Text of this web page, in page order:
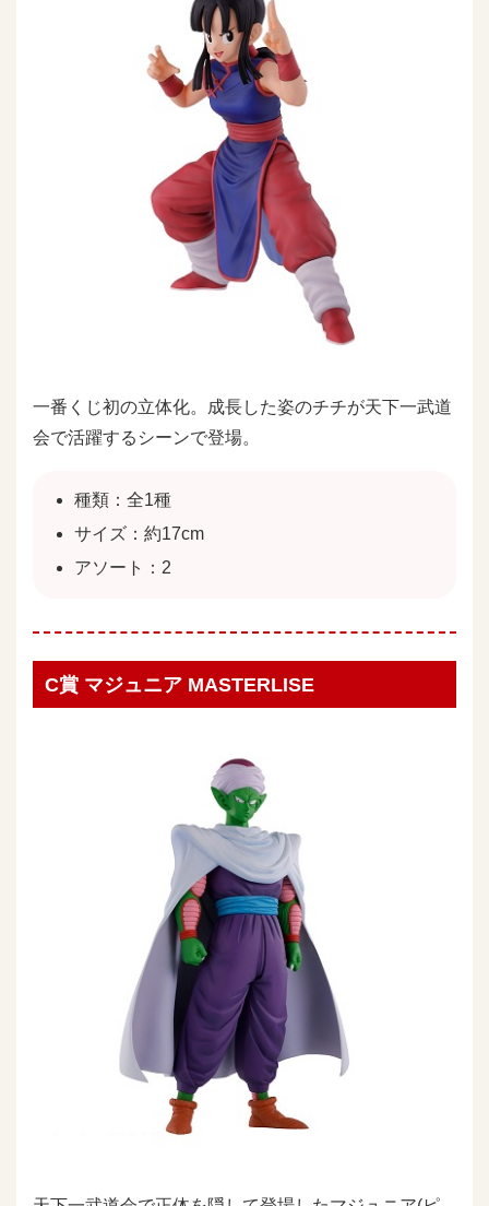
一番くじ初の立体化。成長した姿のチチが天下一武道
会で活躍するシーンで登場。
種類：全1種
サイズ：約17cm
アソート：2
C賞 マジュニア MASTERLISE